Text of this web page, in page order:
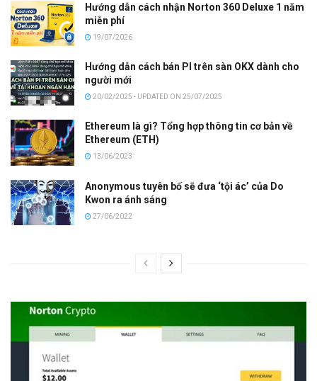
Hướng dẫn cách nhận Norton 360 Deluxe 1 năm
miễn phí
19/07/2026
Hướng dẫn cách bán PI trên sàn OKX dành cho
người mới
20/02/2025 - UPDATED ON 25/07/2025
Ethereum là gì? Tổng hợp thông tin cơ bản về
Ethereum (ETH)
13/06/2023
Anonymous tuyên bố sẽ đưa ‘tội ác’ của Do
Kwon ra ánh sáng
27/06/2022